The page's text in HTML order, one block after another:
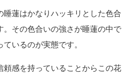
睡蓮はかなりハッキリとした色合
。その色合いの強さが睡蓮の中で
いるのが実態です。
頼感を持っていることからこの花